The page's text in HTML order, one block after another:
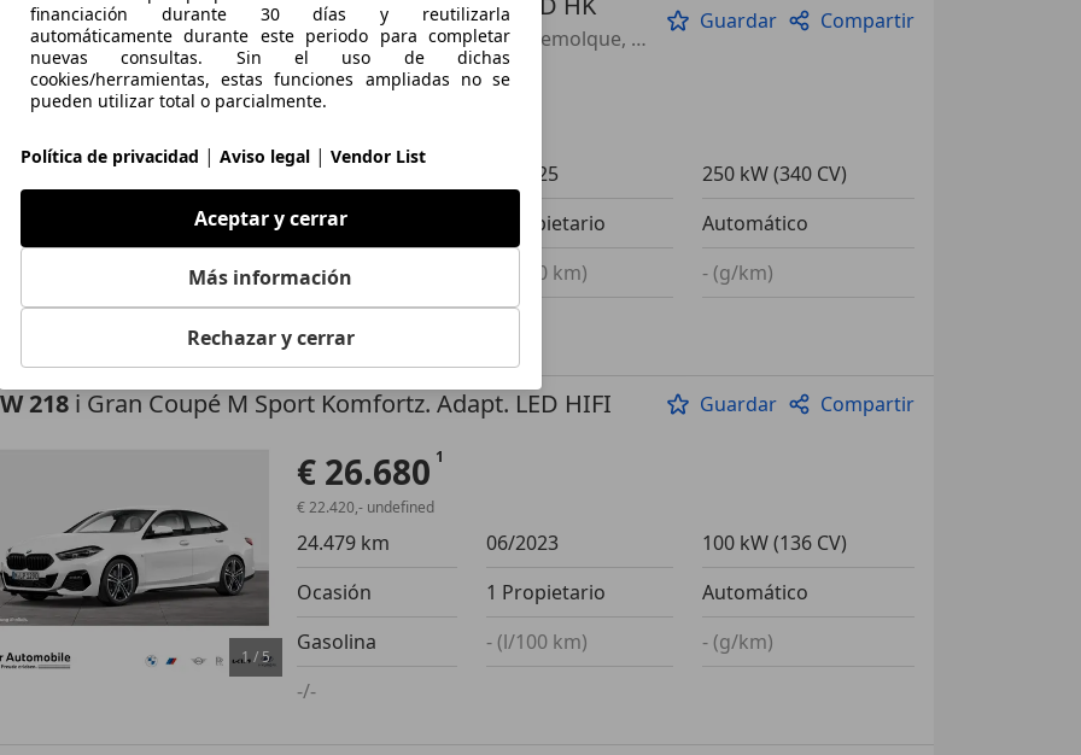
1/22
Paquete Sport, Techo panorámico, Sistema de sonido, Bola de remolque, Luces de carretera antideslumbrantes, Alarma, Cambio de levas en volante, Asientos eléctricos
Guardar Compartir
€ 77.990
20.500 km 06/2025
250 kW (340 CV)
Ocasión
1 Propietario
Automático
Diésel
- (l/100 km)
- (g/km)
1/5
218 i Gran Coupé M Sport Komfortz. Adapt. LED HIFI Guardar Compartir
€ 26.680
€ 22.420,- undefined
24.479 km 06/2023
100 kW (136 CV)
Ocasión
1 Propietario
Automático
Gasolina
- (l/100 km)
- (g/km)
-/-
financiación durante 30 días y reutilizarla
automáticamente durante este periodo para completar
nuevas consultas. Sin el uso de dichas
cookies/herramientas, estas funciones ampliadas no se
pueden utilizar total o parcialmente.
Política de privacidad | Aviso legal | Vendor List
Aceptar y cerrar
Más información
Rechazar y cerrar